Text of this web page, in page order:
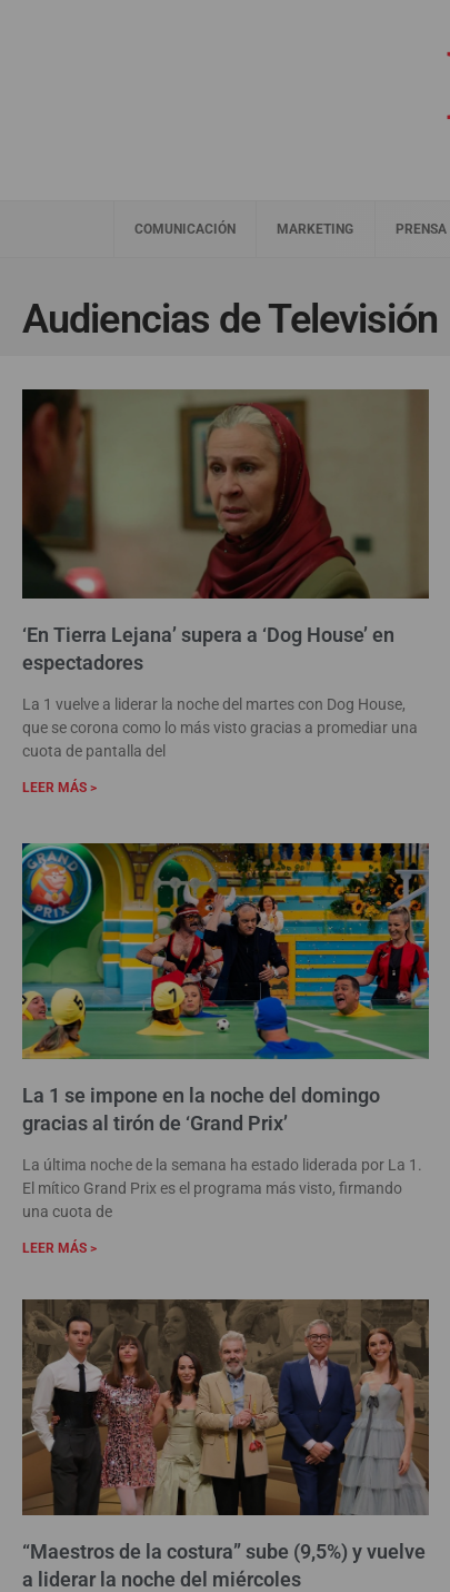
COMUNICACIÓN MARKETING PRENSA
Audiencias de Televisión​
‘En Tierra Lejana’ supera a ‘Dog House’ en
espectadores
La 1 vuelve a liderar la noche del martes con Dog House,
que se corona como lo más visto gracias a promediar una
cuota de pantalla del
LEER MÁS >
La 1 se impone en la noche del domingo
gracias al tirón de ‘Grand Prix’
La última noche de la semana ha estado liderada por La 1.
El mítico Grand Prix es el programa más visto, firmando
una cuota de
LEER MÁS >
“Maestros de la costura” sube (9,5%) y vuelve
a liderar la noche del miércoles